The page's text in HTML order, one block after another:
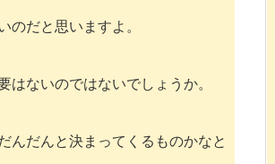
のだと思いますよ。
ないのではないでしょうか。
んだんと決まってくるものかなと